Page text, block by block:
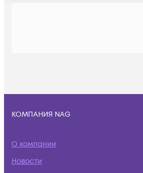
КОМПАНИЯ NAG
О компании
Новости